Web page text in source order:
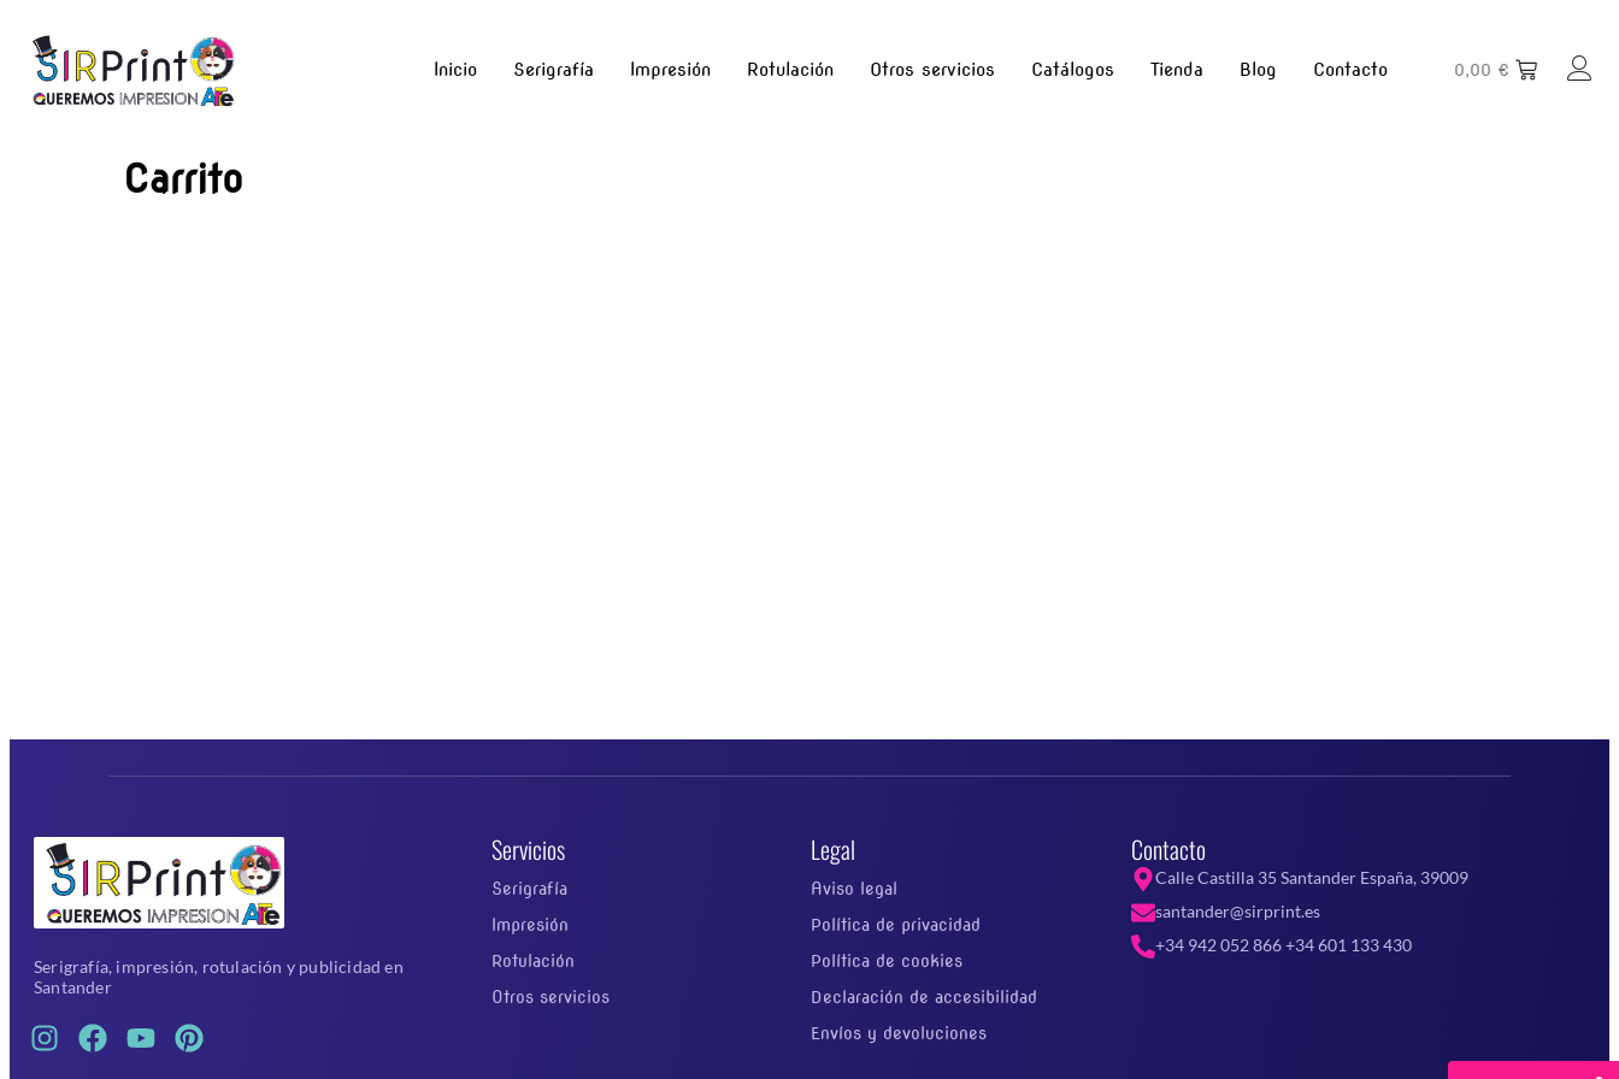
Inicio Serigrafía Impresión Rotulación Otros servicios Catálogos Tienda Blog Contacto 0,00 €
Carrito
Serigrafía, impresión, rotulación y publicidad en
Santander
Servicios
Serigrafía
Impresión
Rotulación
Otros servicios
Legal
Aviso legal
Política de privacidad
Política de cookies
Declaración de accesibilidad
Envíos y devoluciones
Contacto
Calle Castilla 35 Santander España, 39009
santander@sirprint.es
+34 942 052 866 +34 601 133 430